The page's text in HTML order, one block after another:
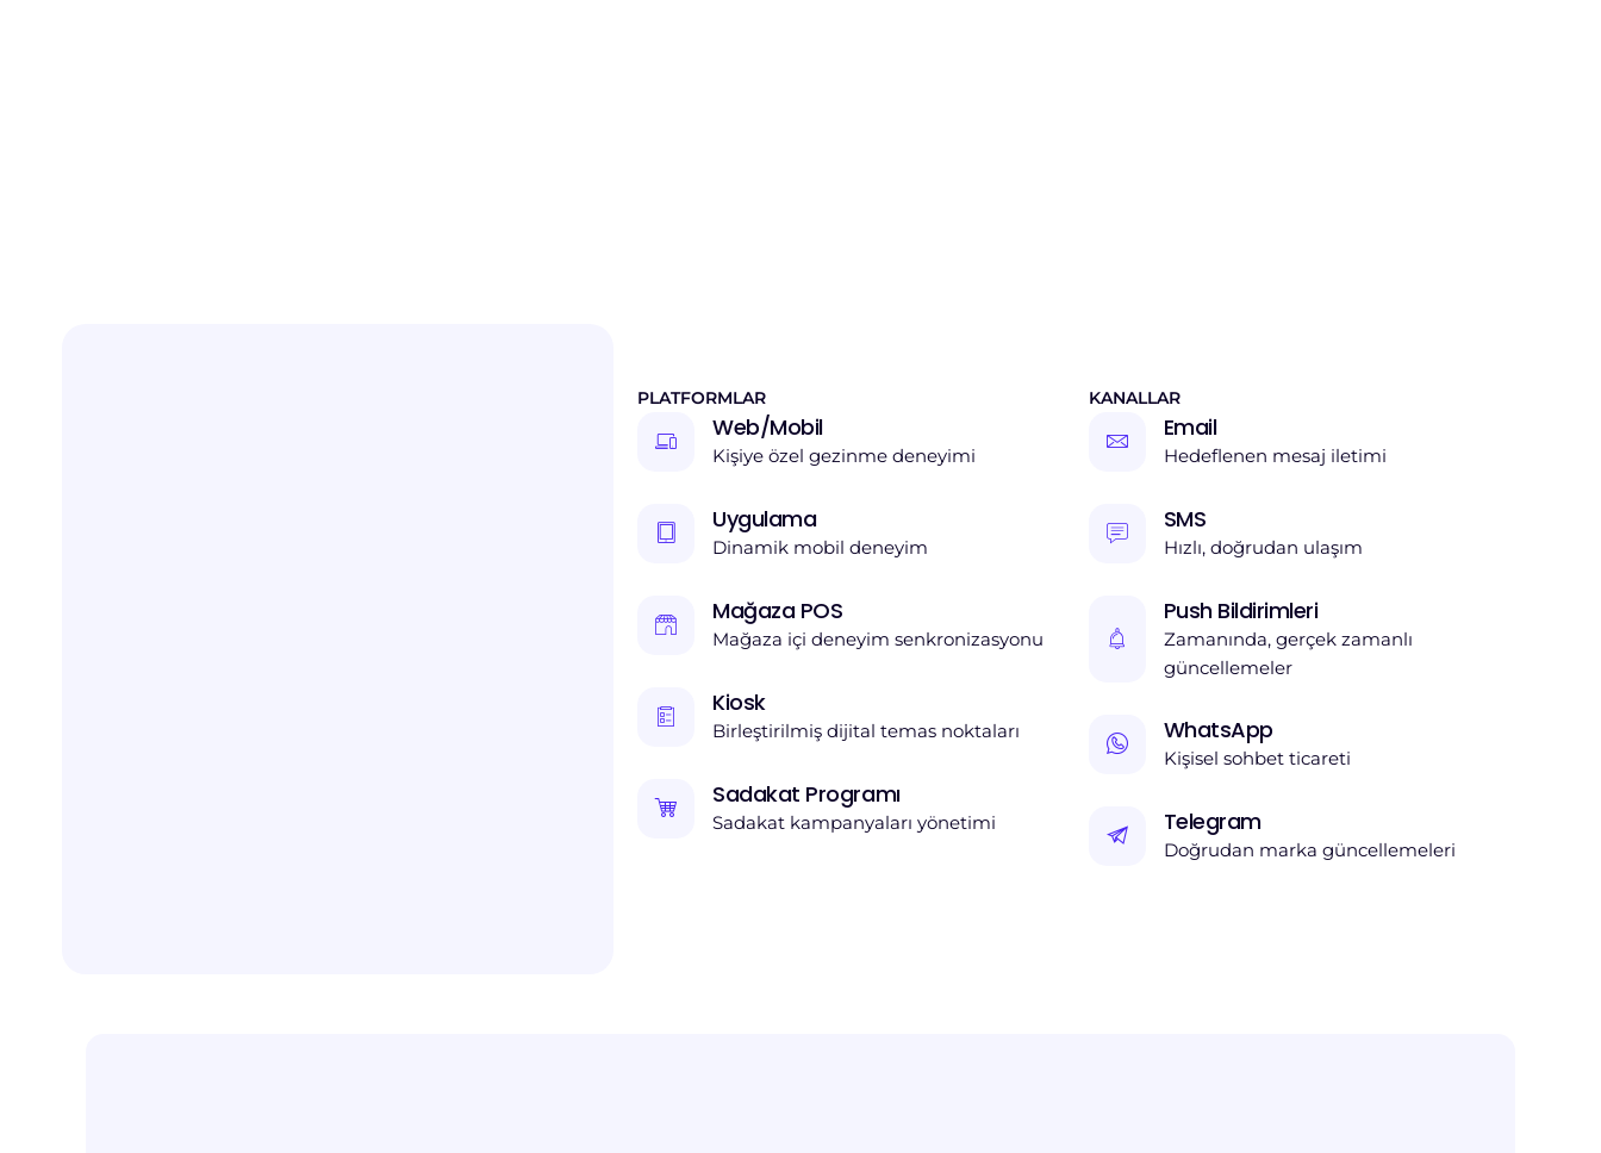
PLATFORMLAR
Web/Mobil
Kişiye özel gezinme deneyimi
Uygulama
Dinamik mobil deneyim
Mağaza POS
Mağaza içi deneyim senkronizasyonu
Kiosk
Birleştirilmiş dijital temas noktaları
Sadakat Programı
Sadakat kampanyaları yönetimi
KANALLAR
Email
Hedeflenen mesaj iletimi
SMS
Hızlı, doğrudan ulaşım
Push Bildirimleri
Zamanında, gerçek zamanlı
güncellemeler
WhatsApp
Kişisel sohbet ticareti
Telegram
Doğrudan marka güncellemeleri